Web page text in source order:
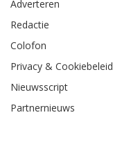
Adverteren
Redactie
Colofon
Privacy & Cookiebeleid
Nieuwsscript
Partnernieuws